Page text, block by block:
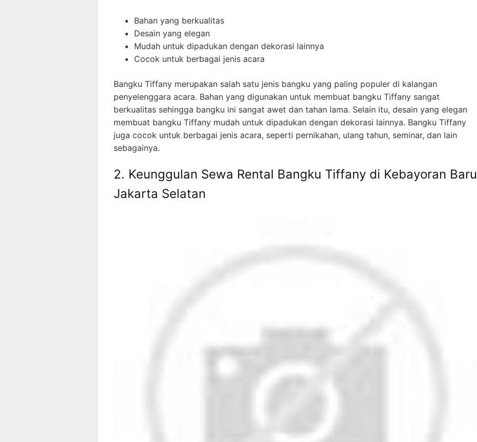
Bahan yang berkualitas
Desain yang elegan
Mudah untuk dipadukan dengan dekorasi lainnya
Cocok untuk berbagai jenis acara
Bangku Tiffany merupakan salah satu jenis bangku yang paling populer di kalangan
penyelenggara acara. Bahan yang digunakan untuk membuat bangku Tiffany sangat
berkualitas sehingga bangku ini sangat awet dan tahan lama. Selain itu, desain yang elegan
membuat bangku Tiffany mudah untuk dipadukan dengan dekorasi lainnya. Bangku Tiffany
juga cocok untuk berbagai jenis acara, seperti pernikahan, ulang tahun, seminar, dan lain
sebagainya.
2. Keunggulan Sewa Rental Bangku Tiffany di Kebayoran Baru
Jakarta Selatan